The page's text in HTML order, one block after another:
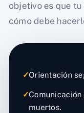
objetivo es que
cómo debe
✓Orientación
✓
muertos.